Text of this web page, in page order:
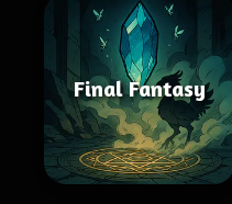
Final Fantasy